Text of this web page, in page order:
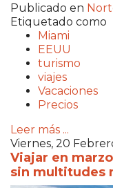
Publicado en
Etiquetado como
Miami
EEUU
turismo
viajes
Vacaciones
Precios
Leer más ...
Viernes, 20
Viajar en
sin multitudes